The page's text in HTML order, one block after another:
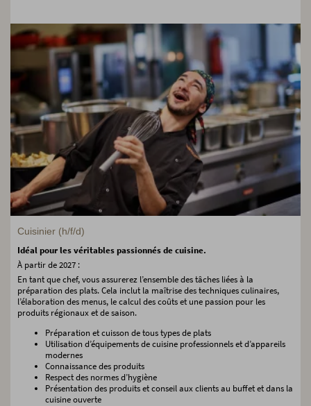
Cuisinier (h/f/d)
Idéal pour les véritables passionnés de cuisine.
À partir de 2027 :
En tant que chef, vous assurerez l’ensemble des tâches liées à la
préparation des plats. Cela inclut la maîtrise des techniques culinaires,
l’élaboration des menus, le calcul des coûts et une passion pour les
produits régionaux et de saison.
Préparation et cuisson de tous types de plats
Utilisation d’équipements de cuisine professionnels et d’appareils
modernes
Connaissance des produits
Respect des normes d’hygiène
Présentation des produits et conseil aux clients au buffet et dans la
cuisine ouverte